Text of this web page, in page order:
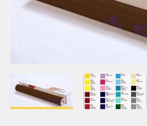
Oracal 641
ПЭТ листовой